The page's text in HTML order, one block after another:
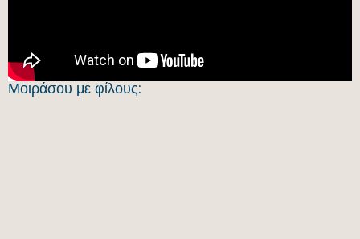
Μοιράσου με φίλους: